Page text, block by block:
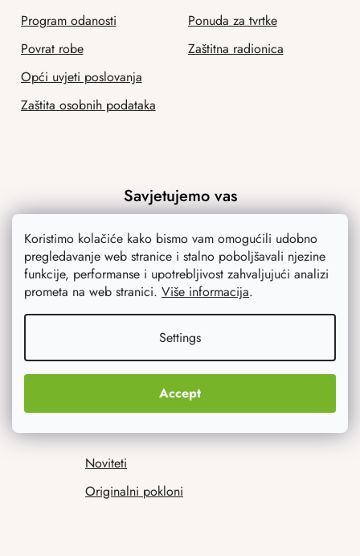
Koristimo kolačiće kako bismo vam omogućili udobno
pregledavanje web stranice i stalno poboljšavali njezine
funkcije, performanse i upotrebljivost zahvaljujući analizi
prometa na web stranici. Više informacija.
Settings
Accept
Program odanosti
Povrat robe
Opći uvjeti poslovanja
Zaštita osobnih podataka
Ponuda za tvrtke
Zaštitna radionica
Savjetujemo vas
Blog
Inspiracija
Noviteti
Originalni pokloni